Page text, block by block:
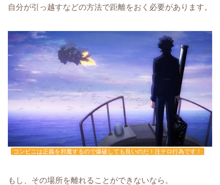
自分が引っ越すなどの方法で距離をおく必要があります。
コンビニは正義を邪魔するので爆破しても良いのだ！注テロ行為です！
もし、その場所を離れることができないなら。